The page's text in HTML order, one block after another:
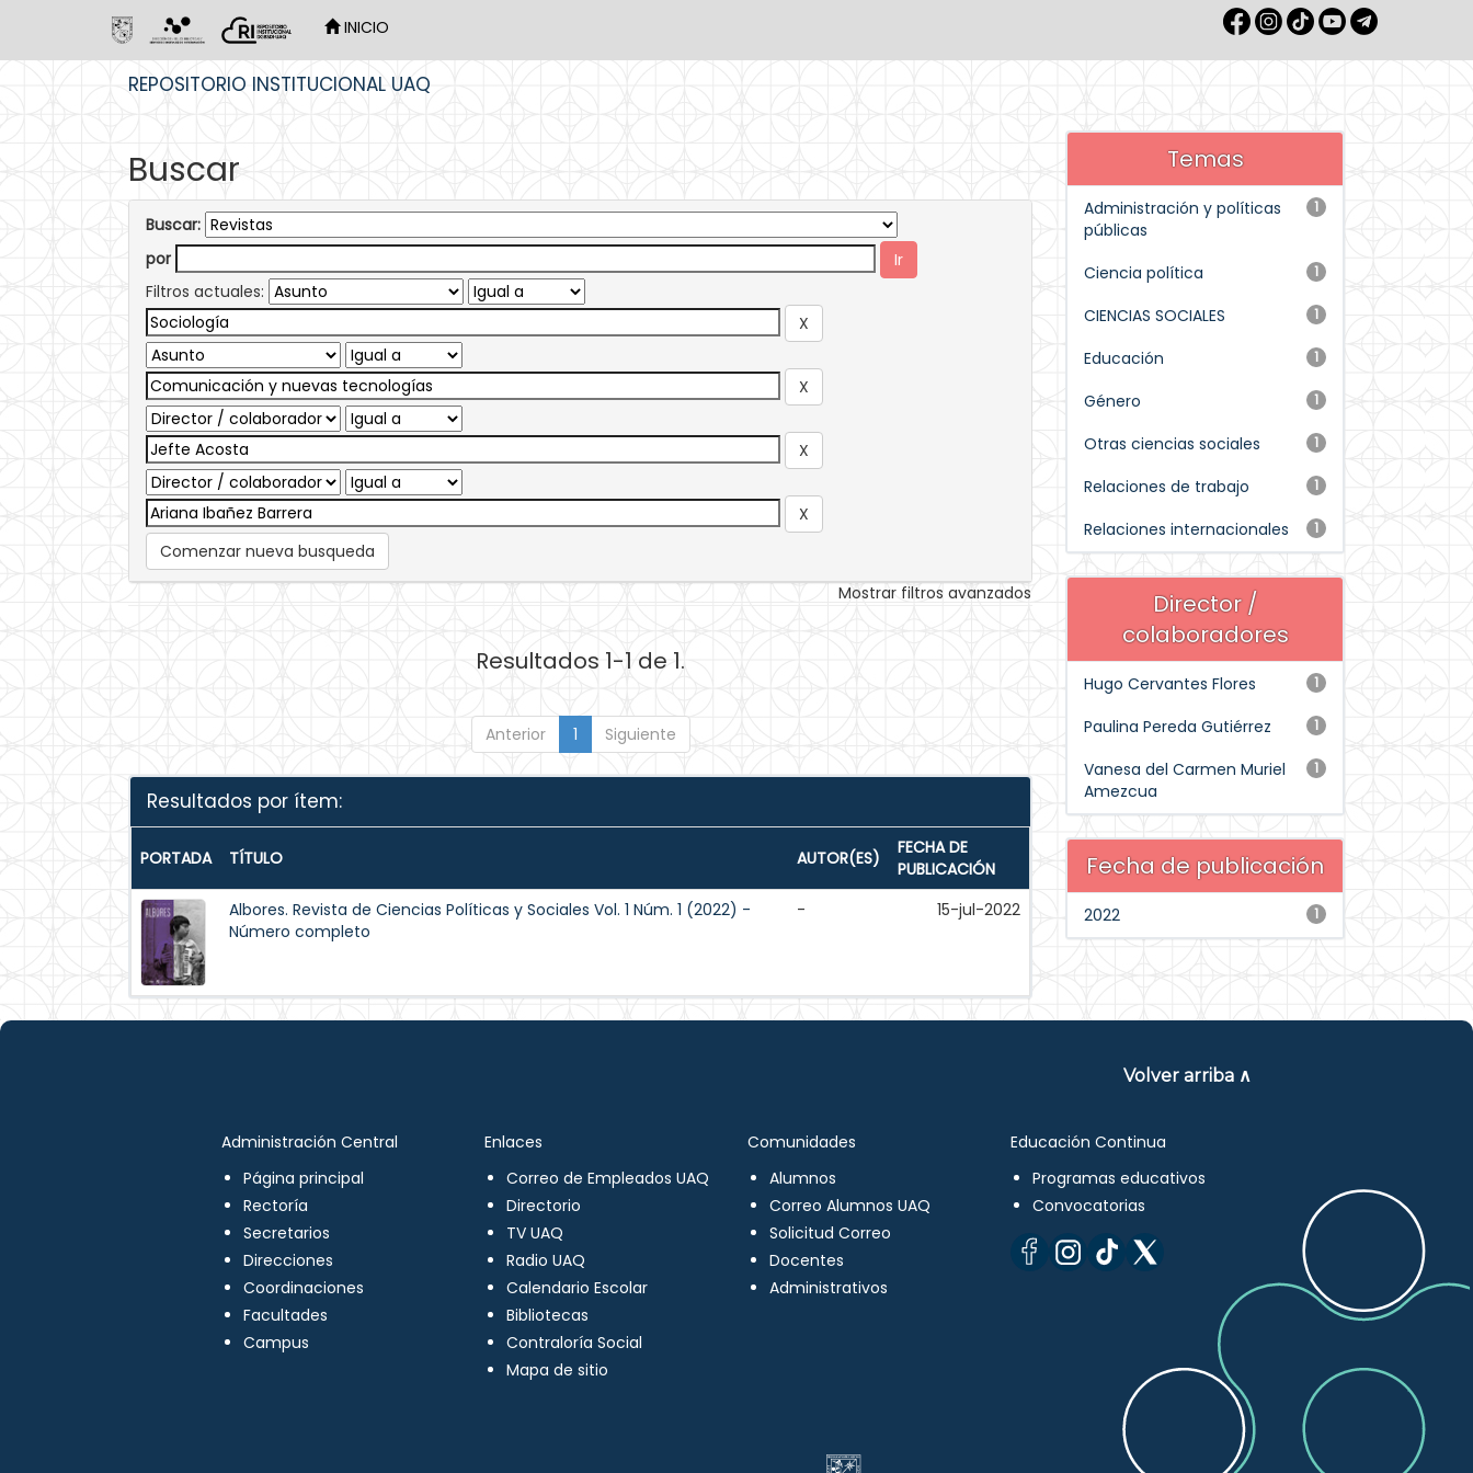
INICIO
REPOSITORIO INSTITUCIONAL UAQ
Buscar
Buscar:
por
Filtros actuales:
Comenzar nueva busqueda
Mostrar filtros avanzados
Resultados 1-1 de 1.
Anterior 1 Siguiente
Resultados por ítem:
PORTADA TÍTULO AUTOR(ES)
FECHA DE
PUBLICACIÓN
Albores. Revista de Ciencias Políticas y Sociales Vol. 1 Núm. 1 (2022) -
Número completo
- 15-jul-2022
Temas
1
Administración y políticas
públicas
1
Ciencia política
1
CIENCIAS SOCIALES
1
Educación
1
Género
1
Otras ciencias sociales
1
Relaciones de trabajo
1
Relaciones internacionales
Director /
colaboradores
1
Hugo Cervantes Flores
1
Paulina Pereda Gutiérrez
1
Vanesa del Carmen Muriel
Amezcua
Fecha de publicación
1
2022
Volver arriba ∧
Administración Central
Página principal
Rectoría
Secretarios
Direcciones
Coordinaciones
Facultades
Campus
Enlaces
Correo de Empleados UAQ
Directorio
TV UAQ
Radio UAQ
Calendario Escolar
Bibliotecas
Contraloría Social
Mapa de sitio
Comunidades
Alumnos
Correo Alumnos UAQ
Solicitud Correo
Docentes
Administrativos
Educación Continua
Programas educativos
Convocatorias